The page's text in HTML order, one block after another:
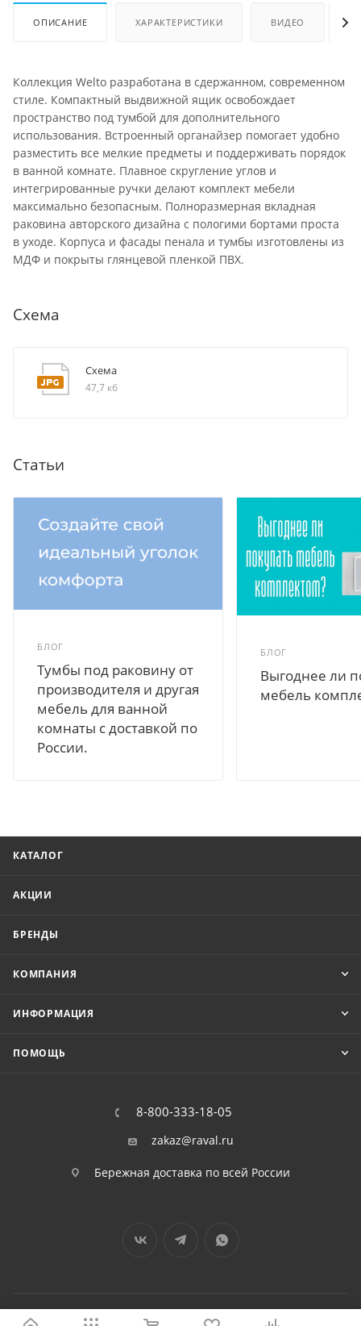
ОПИСАНИЕ ХАРАКТЕРИСТИКИ ВИДЕО
Коллекция Welto разработана в сдержанном, современном
стиле. Компактный выдвижной ящик освобождает
пространство под тумбой для дополнительного
использования. Встроенный органайзер помогает удобно
разместить все мелкие предметы и поддерживать порядок
в ванной комнате. Плавное скругление углов и
интегрированные ручки делают комплект мебели
максимально безопасным. Полноразмерная вкладная
раковина авторского дизайна с пологими бортами проста
в уходе. Корпуса и фасады пенала и тумбы изготовлены из
МДФ и покрыты глянцевой пленкой ПВХ.
Схема
Схема
47,7 кб
Статьи
БЛОГ
Тумбы под раковину от
производителя и другая
мебель для ванной
комнаты с доставкой по
России.
БЛОГ
Выгоднее ли
мебель
КАТАЛОГ
АКЦИИ
БРЕНДЫ
КОМПАНИЯ
ИНФОРМАЦИЯ
ПОМОЩЬ
8-800-333-18-05
zakaz@raval.ru
Бережная доставка по всей России